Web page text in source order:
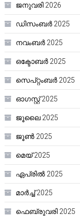
ജനുവരി 2026
ഡിസംബർ 2025
നവംബർ 2025
ഒക്ടോബർ 2025
സെപ്റ്റംബർ 2025
ഓഗസ്റ്റ്‌ 2025
ജൂലൈ 2025
ജൂൺ 2025
മെയ്‌ 2025
ഏപ്രിൽ 2025
മാർച്ച്‌ 2025
ഫെബ്രുവരി 2025